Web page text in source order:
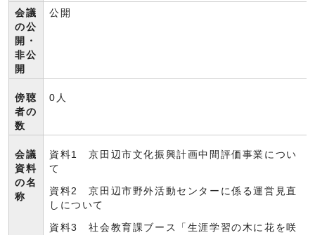
会議
の公
開・
非公
開
公開
傍聴
者の
数
0人
会議
資料
の名
称
資料1 京田辺市文化振興計画中間評価事業につい
て
資料2 京田辺市野外活動センターに係る運営見直
しについて
資料3 社会教育課ブース「生涯学習の木に花を咲